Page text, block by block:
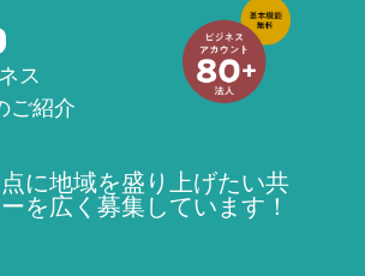
ス
ご紹介
点に地域を盛り上げたい共
を広く募集しています！